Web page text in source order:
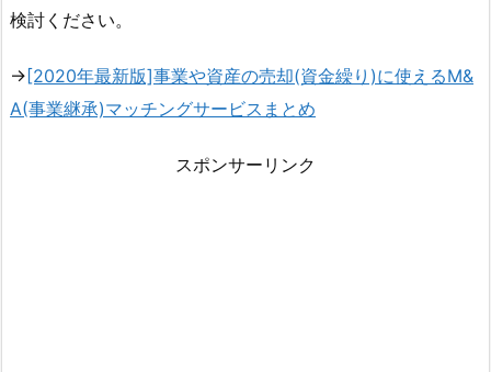
検討ください。
→ [2020年最新版]事業や資産の売却(資金繰り)に使えるM&
A(事業継承)マッチングサービスまとめ
スポンサーリンク